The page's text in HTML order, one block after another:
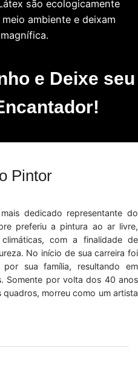
são ecologicamente
ambiente e deixam
e Deixe seu
Pintor
dedicado representante do
preferiu a pintura ao ar livre,
com a finalidade de
No início de sua carreira foi
por sua família, resultando em
Somente por volta dos 40 anos
morreu como um artista